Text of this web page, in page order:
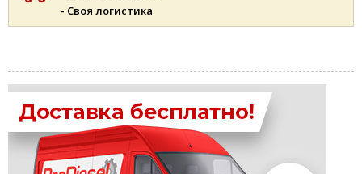
- Своя логистика